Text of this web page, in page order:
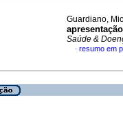
Guardiano,
apresentação
Saúde &
· resumo em